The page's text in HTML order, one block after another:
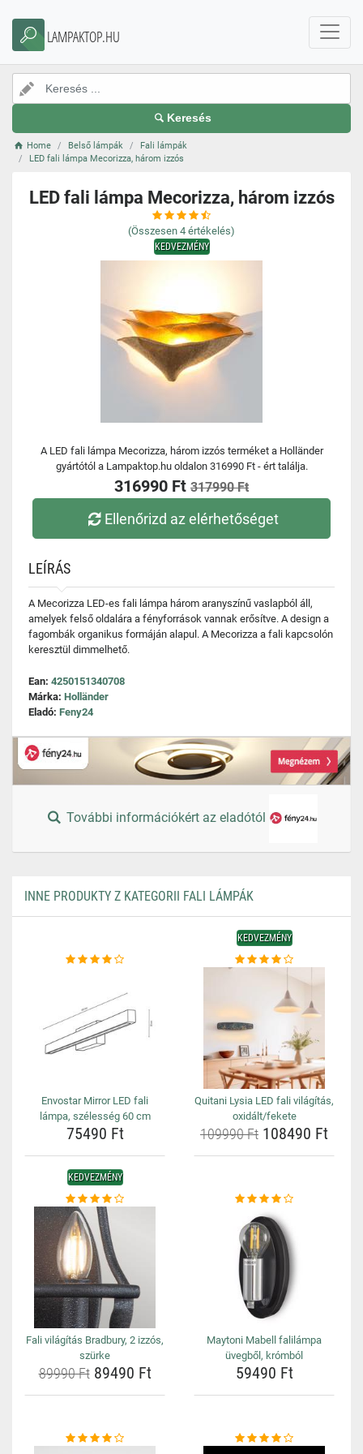
LAMPAKTOP.HU
Keresés
Home Belső lámpák
Fali lámpák
LED fali lámpa Mecorizza, három izzós
LED fali lámpa Mecorizza, három izzós
(Összesen 4 értékelés)
KEDVEZMÉNY
A LED fali lámpa Mecorizza, három izzós terméket a Holländer
gyártótól a Lampaktop.hu oldalon 316990 Ft - ért találja.
316990 Ft 317990 Ft
Ellenőrizd az elérhetőséget
LEÍRÁS
A Mecorizza LED-es fali lámpa három aranyszínű vaslapból áll,
amelyek felső oldalára a fényforrások vannak erősítve. A design a
fagombák organikus formáján alapul. A Mecorizza a fali kapcsolón
keresztül dimmelhető.
Ean: 4250151340708
Márka: Holländer
Eladó: Feny24
További információkért az eladótól
INNE PRODUKTY Z KATEGORII FALI LÁMPÁK
Envostar Mirror LED fali
lámpa, szélesség 60 cm
75490 Ft
KEDVEZMÉNY
Quitani Lysia LED fali világítás,
oxidált/fekete
109990 Ft 108490 Ft
KEDVEZMÉNY
Fali világítás Bradbury, 2 izzós,
szürke
89990 Ft89490 Ft
Maytoni Mabell falilámpa
üvegből, krómból
59490 Ft